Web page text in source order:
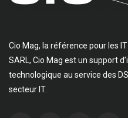
Cio Mag, la référence pour les
SARL, Cio Mag est un support
technologique au service des
secteur IT.